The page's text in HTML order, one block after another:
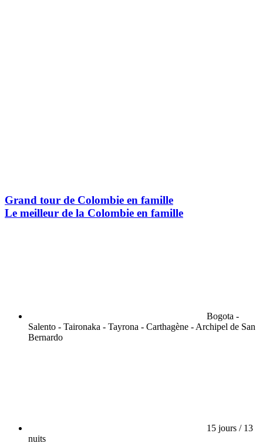
Grand tour de Colombie en famille
Le meilleur de la Colombie en famille
Bogota -
Salento - Taironaka - Tayrona - Carthagène - Archipel de San
Bernardo
15 jours / 13
nuits